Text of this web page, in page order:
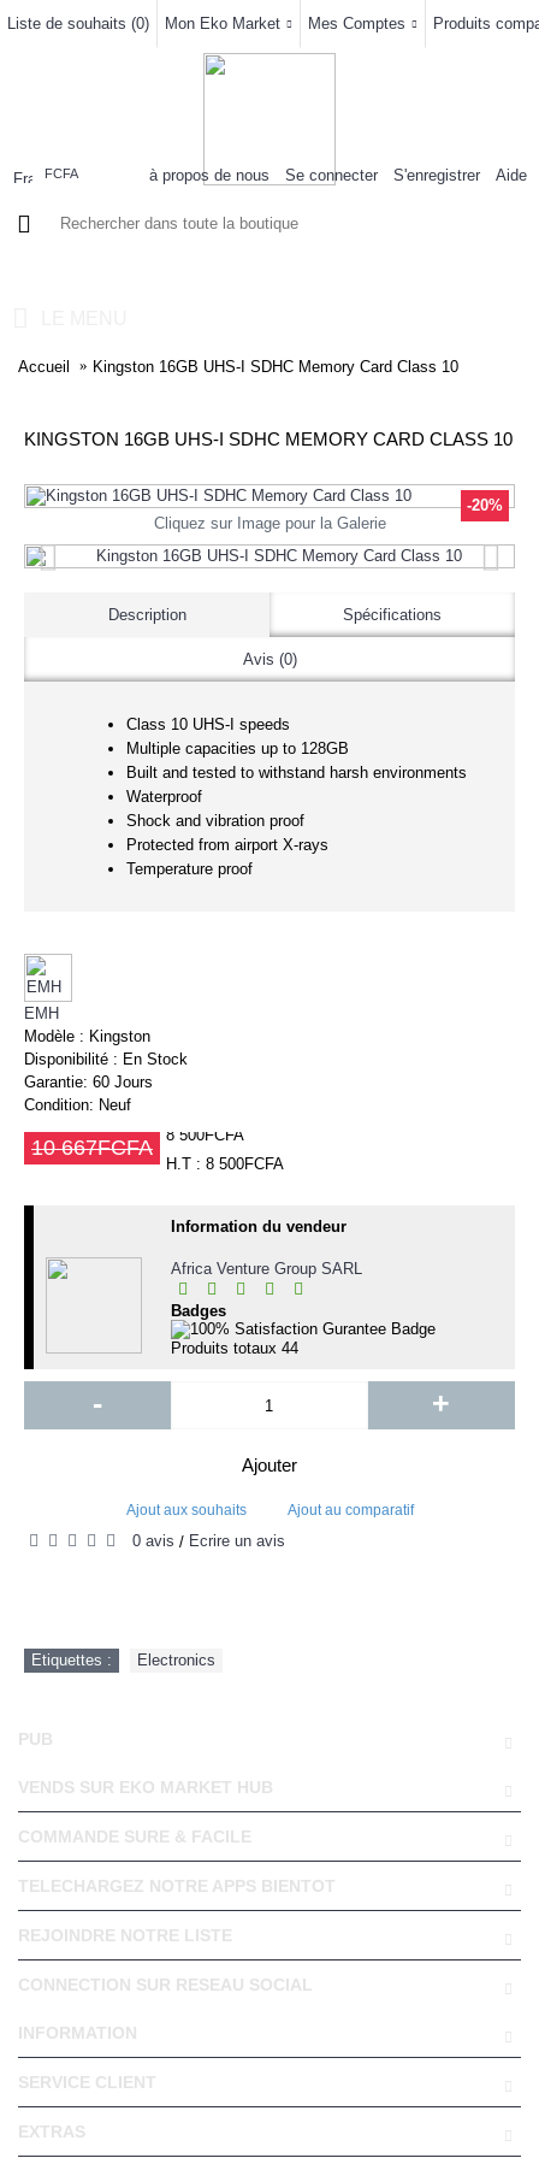
Liste de souhaits (0) Mon Eko Market Mes Comptes Produits
FCFA à propos de nous Se connecter S'enregistrer Aide
Accueil Kingston 16GB UHS-I SDHC Memory Card Class 10
KINGSTON 16GB UHS-I SDHC MEMORY CARD CLASS 10
-20%
Cliquez sur Image pour la Galerie
Description Spécifications
Avis (0)
Class 10 UHS-I speeds
Multiple capacities up to 128GB
Built and tested to withstand harsh environments
Waterproof
Shock and vibration proof
Protected from airport X-rays
Temperature proof
EMH
Modèle : Kingston
Disponibilité : En Stock
Garantie: 60 Jours
Condition: Neuf
10 667FCFA
8 500FCFA
H.T : 8 500FCFA
Information du vendeur
Africa Venture Group SARL
Badges
Produits totaux 44
- +
Ajouter
Ajout aux souhaits Ajout au comparatif
0 avis / Écrire un avis
Etiquettes : Electronics
PUB
VENDS SUR EKO MARKET HUB
COMMANDE SURE & FACILE
TELECHARGEZ NOTRE APPS BIENTOT
REJOINDRE NOTRE LISTE
CONNECTION SUR RESEAU SOCIAL
INFORMATION
SERVICE CLIENT
EXTRAS